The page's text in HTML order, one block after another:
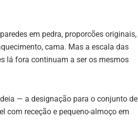
em pedra, proporcões originais,
cama. Mas a escala das
lá fora continuam a ser os mesmos
— a designação para o conjunto de
com receção e pequeno-almoço em